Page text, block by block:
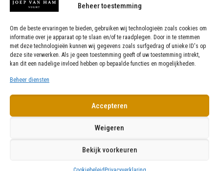
Beheer toestemming
Om de beste ervaringen te bieden, gebruiken wij technologieën zoals cookies om
informatie over je apparaat op te slaan en/of te raadplegen. Door in te stemmen
met deze technologieën kunnen wij gegevens zoals surfgedrag of unieke ID's op
deze site verwerken. Als je geen toestemming geeft of uw toestemming intrekt,
kan dit een nadelige invloed hebben op bepaalde functies en mogelijkheden.
Beheer diensten
Accepteren
Weigeren
Bekijk voorkeuren
Woensdag
Donderdag
Zaterdag
10:00 - 17:30
10:00 - 17:00
Ook op afspraak
website door